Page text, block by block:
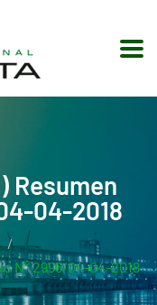
Resumen
04-2018
N° 2996/04-04-2018